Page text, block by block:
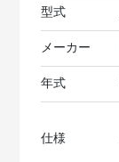
型式
メーカー
年式
仕様